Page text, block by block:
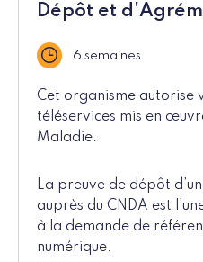
Dépôt et
Délai6 semaines
Cet organisme autorise
téléservices mis en
Maladie.
La preuve de dépôt
auprès du CNDA est
à la demande de
numérique.